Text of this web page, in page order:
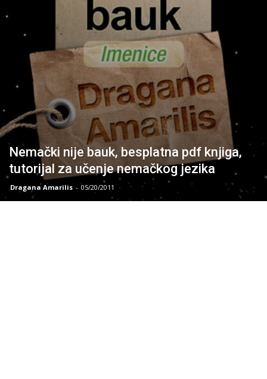
Nemački nije bauk, besplatna pdf knjiga,
tutorijal za učenje nemačkog jezika
Dragana Amarilis - 05/20/2011